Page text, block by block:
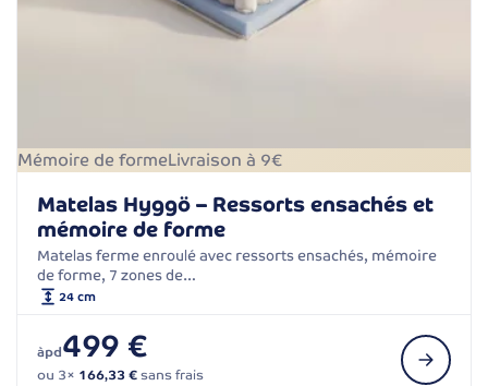
Mémoire de formeLivraison à 9€
Matelas Hyggö – Ressorts ensachés et
mémoire de forme
Matelas ferme enroulé avec ressorts ensachés, mémoire
de forme, 7 zones de…
24 cm
àpd499 €
ou 3× 166,33 €sans frais